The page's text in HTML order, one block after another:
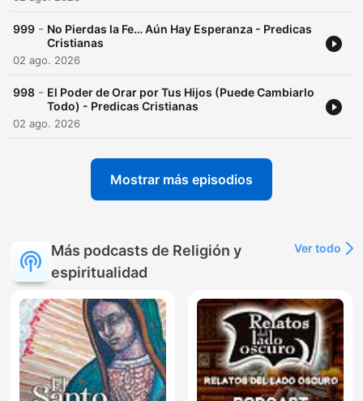
999 - No Pierdas la Fe… Aún Hay Esperanza - Predicas
Cristianas
02 ago. 2026
998 - El Poder de Orar por Tus Hijos (Puede Cambiarlo
Todo) - Predicas Cristianas
02 ago. 2026
Mostrar más episodios
Más podcasts de Religión y
espiritualidad
Ver todo